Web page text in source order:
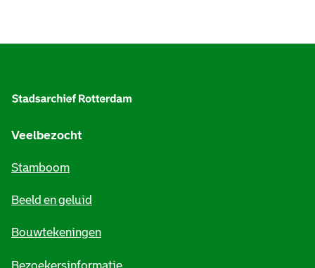
Veelbezocht
Stamboom
Beeld en geluid
Bouwtekeningen
Bezoekersinformatie